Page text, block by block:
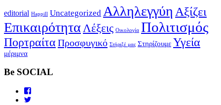
editorial Happill Uncategorized Αλληλεγγύη Αξίζει
Επικαιρότητα Λέξεις Οικολογία Πολιτισμός
Πορτραίτα Προσφυγικό Στήριξέ μας Στηρίζουμε Υγεία
μέριμνα
Be SOCIAL